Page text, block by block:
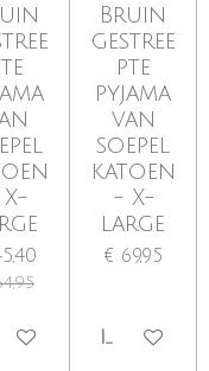
Bruin
gestree
pte
pyjama
van
soepel
katoen
- X-
large
€ 69,95
IN